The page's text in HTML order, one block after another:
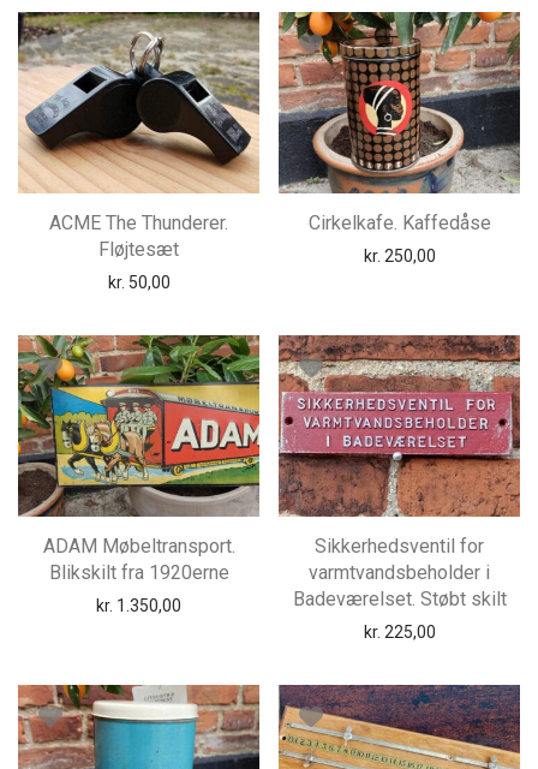
ACME The Thunderer.
Fløjtesæt
kr. 50,00
Cirkelkafe. Kaffedåse
kr. 250,00
ADAM Møbeltransport.
Blikskilt fra 1920erne
kr. 1.350,00
Sikkerhedsventil for
varmtvandsbeholder i
Badeværelset. Støbt skilt
kr. 225,00